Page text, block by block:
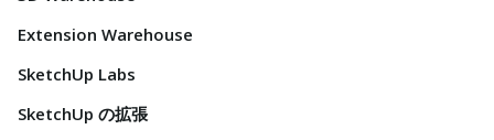
Extension Warehouse
SketchUp Labs
SketchUp の拡張